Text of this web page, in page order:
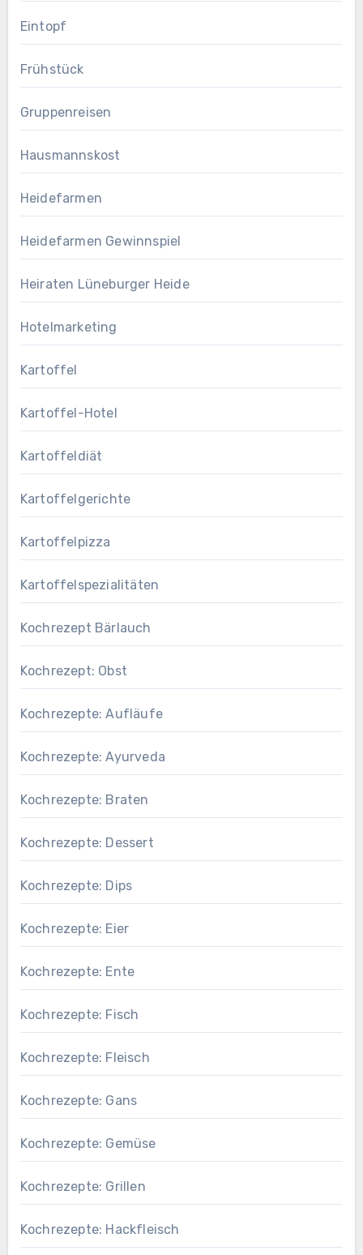
Eintopf
Frühstück
Gruppenreisen
Hausmannskost
Heidefarmen
Heidefarmen Gewinnspiel
Heiraten Lüneburger Heide
Hotelmarketing
Kartoffel
Kartoffel-Hotel
Kartoffeldiät
Kartoffelgerichte
Kartoffelpizza
Kartoffelspezialitäten
Kochrezept Bärlauch
Kochrezept: Obst
Kochrezepte: Aufläufe
Kochrezepte: Ayurveda
Kochrezepte: Braten
Kochrezepte: Dessert
Kochrezepte: Dips
Kochrezepte: Eier
Kochrezepte: Ente
Kochrezepte: Fisch
Kochrezepte: Fleisch
Kochrezepte: Gans
Kochrezepte: Gemüse
Kochrezepte: Grillen
Kochrezepte: Hackfleisch